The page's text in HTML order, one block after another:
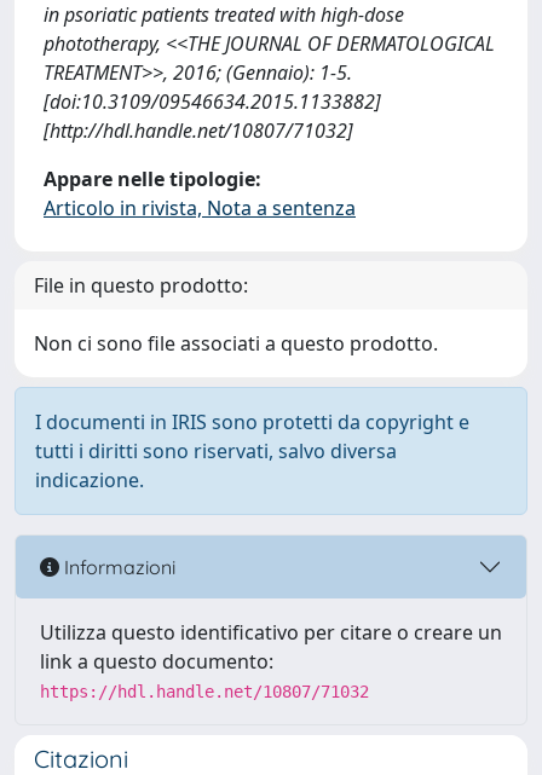
in psoriatic patients treated with high-dose
phototherapy, <<THE JOURNAL OF DERMATOLOGICAL
TREATMENT>>, 2016; (Gennaio): 1-5.
[doi:10.3109/09546634.2015.1133882]
[http://hdl.handle.net/10807/71032]
Appare nelle tipologie:
Articolo in rivista, Nota a sentenza
File in questo prodotto:
Non ci sono file associati a questo prodotto.
I documenti in IRIS sono protetti da copyright e
tutti i diritti sono riservati, salvo diversa
indicazione.
Informazioni
Utilizza questo identificativo per citare o creare un
link a questo documento:
https://hdl.handle.net/10807/71032
Citazioni